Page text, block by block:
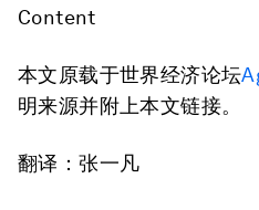
Content
本文原载于世界经济论坛
明来源并附上本文链接。
翻译：张一凡